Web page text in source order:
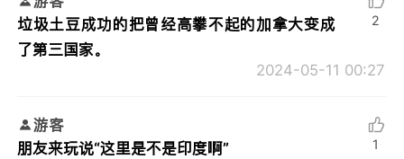
垃圾土豆成功的把曾经高攀不起的加拿大变成
了第三国家。
2024-05-11 00:27
2
游客
朋友来玩说“这里是不是印度啊”
1